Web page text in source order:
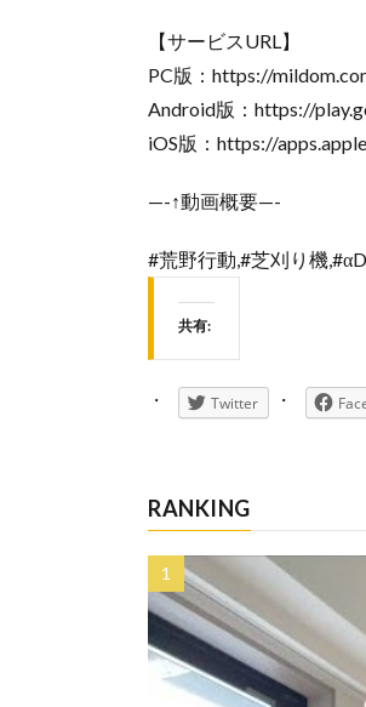
【サービスURL】
PC版：https://
Android版：https://
iOS版：https://
—-↑動画概要—-
#荒野行動,#芝刈り機
共有:
Twitter
RANKING